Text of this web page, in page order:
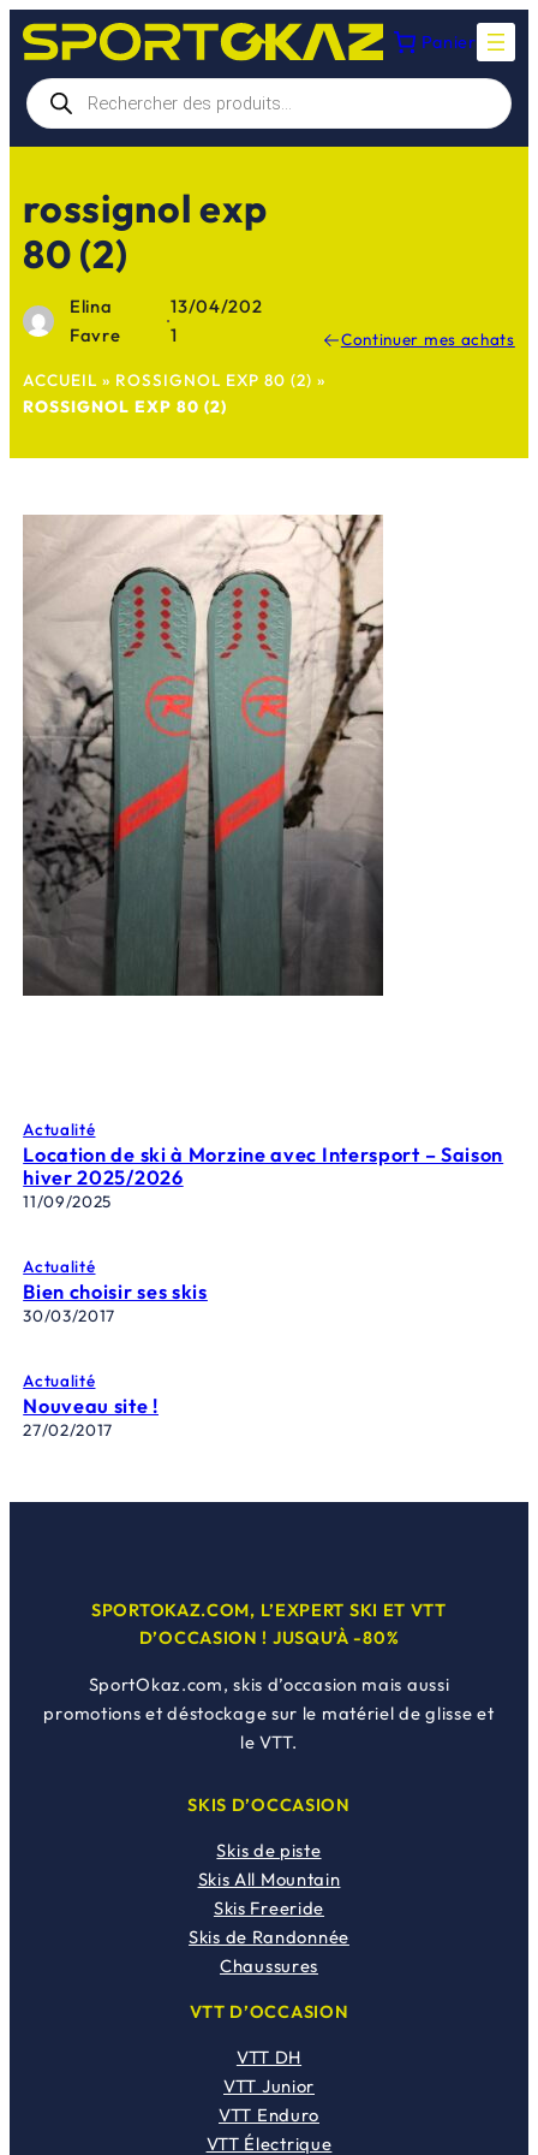
Aller
au
contenu
Panier
Recherche
de
produits
rossignol exp
80 (2)
Elina
Favre
·
13/04/202
1
Continuer mes achats
ACCUEIL » ROSSIGNOL EXP 80 (2) »
ROSSIGNOL EXP 80 (2)
Actualité
Location de ski à Morzine avec Intersport – Saison
hiver 2025/2026
11/09/2025
Actualité
Bien choisir ses skis
30/03/2017
Actualité
Nouveau site !
27/02/2017
SPORTOKAZ.COM, L’EXPERT SKI ET VTT
D’OCCASION ! JUSQU’À -80%
SportOkaz.com, skis d’occasion mais aussi
promotions et déstockage sur le matériel de glisse et
le VTT.
SKIS D’OCCASION
Skis de piste
Skis All Mountain
Skis Freeride
Skis de Randonnée
Chaussures
VTT D’OCCASION
VTT DH
VTT Junior
VTT Enduro
VTT Électrique